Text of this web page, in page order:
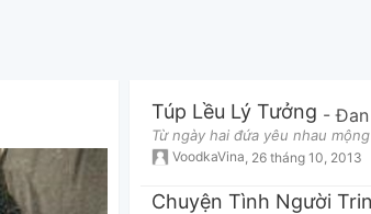
Túp Lều Lý Tưởng -
Từ ngày hai đứa yêu nhau
VoodkaVina 26 tháng 10, 2013
Chuyện Tình Người